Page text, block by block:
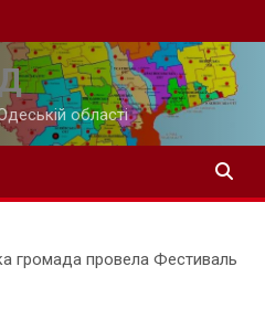
області
громада провела Фестиваль